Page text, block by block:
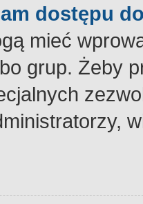
dostępu
mieć
grup. Żeby